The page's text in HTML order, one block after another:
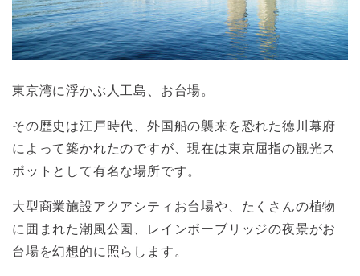
東京湾に浮かぶ人工島、お台場。
その歴史は江戸時代、外国船の襲来を恐れた徳川幕府
によって築かれたのですが、現在は東京屈指の観光ス
ポットとして有名な場所です。
大型商業施設アクアシティお台場や、たくさんの植物
に囲まれた潮風公園、レインボーブリッジの夜景がお
台場を幻想的に照らします。